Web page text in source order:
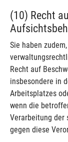
(10) Recht
Sie haben
Recht auf
insbesondere in
Arbeitsplatzes
wenn die
Verarbeitung der
gegen diese